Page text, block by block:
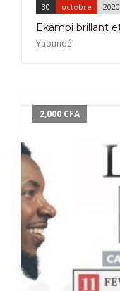
30 octobre 2020
Yaoundé
2,000 CFA